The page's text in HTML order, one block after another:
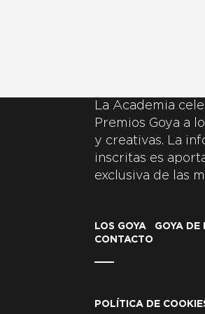
La Academia
Premios Goya a
y creativas. La
inscritas es
exclusiva de las
LOS GOYA GOYA DE
CONTACTO
POLÍTICA DE